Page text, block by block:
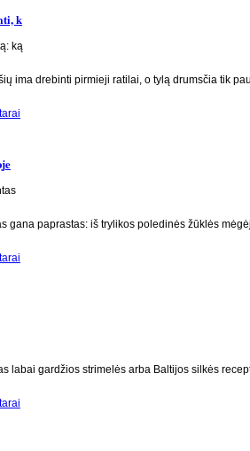
k
ima drebinti pirmieji ratilai, o tylą drumsčia tik
gana paprastas: iš trylikos poledinės žūklės
labai gardžios strimelės arba Baltijos silkės